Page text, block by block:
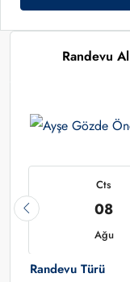
Randevu Al
Cts
08
Ağu
Randevu Türü